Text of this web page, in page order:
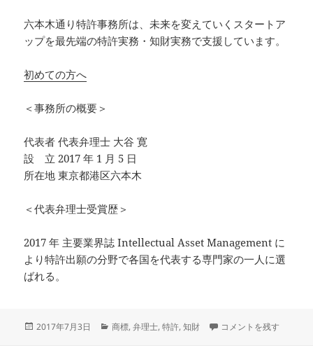
六本木通り特許事務所は、未来を変えていくスタートア
ップを最先端の特許実務・知財実務で支援しています。
初めての方へ
＜事務所の概要＞
代表者 代表弁理士 大谷 寛
設 立 2017 年 1 月 5 日
所在地 東京都港区六本木
＜代表弁理士受賞歴＞
2017 年 主要業界誌 Intellectual Asset Management に
より特許出願の分野で各国を代表する専門家の一人に選
ばれる。
投
2017年7月3日
カ
商標,弁理士,特許,知財 [プレスリリース] 資金
コメントを残す